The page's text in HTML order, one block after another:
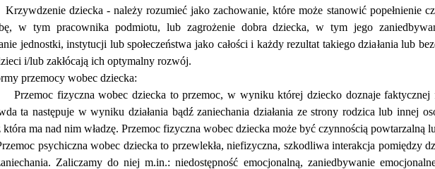
dziecka - należy rozumiećjako zachowanie, które może stanowić popełnienie
ę, w tym pracownika podmiotu, lub zagrożenie dobra dziecka, w tym jego
jednostki, instytucji lub społeczeństwa jako całości i każdy rezultat takiego działania lub
i/lub zakłócają ich optymalny rozwój.
przemocy wobec dziecka:
fizyczna wobec dziecka to przemoc, w wyniku której dziecko doznaje
ta następuje w wyniku działania bądźzaniechania działania ze strony rodzica lub innej
która ma nad nim władzę. Przemoc fizyczna wobec dziecka może być czynnością powtarzalną
psychiczna wobec dziecka to przewlekła, niefizyczna, szkodliwa interakcja pomiędzy
Zaliczamy do niej m.in.: niedostępność emocjonalną, zaniedbywanie